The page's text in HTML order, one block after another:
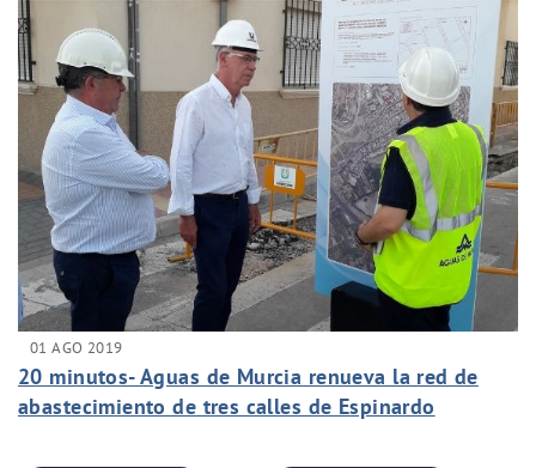
01 AGO 2019
20 minutos- Aguas de Murcia renueva la red de
abastecimiento de tres calles de Espinardo